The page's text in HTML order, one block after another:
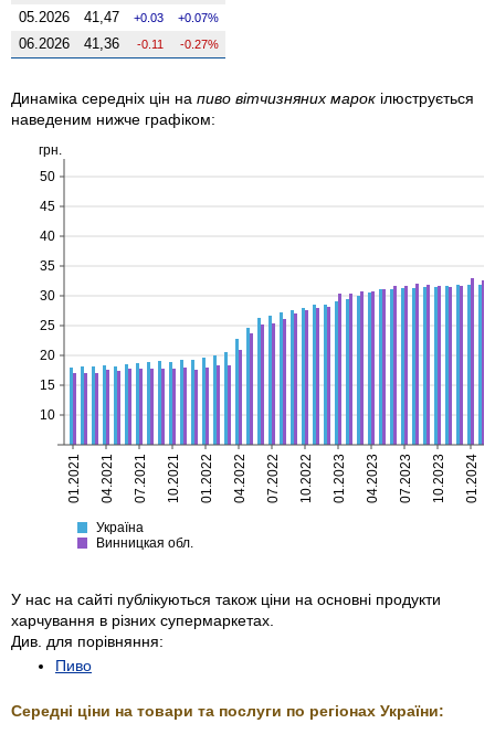
05.2026 41,47 0.03 0.07%
06.2026 41,36 -0.11 -0.27%
Динаміка середніх цін на пиво вітчизняних марок ілюструється
наведеним нижче графіком:
Україна
Винницкая
01.2021 04.2021 07.2021 10.2021 01.2022 04.2022 07.2022 10.2022 01.2023 04.2023 07.2023 10.2023 01.2024
10
15
20
25
30
35
40
45
50
грн.
Україна
Винницкая обл.
У нас на сайті публікуються також ціни на основні продукти
харчування в різних супермаркетах.
Див. для порівняння:
Пиво
Середні ціни на товари та послуги по регіонах України: